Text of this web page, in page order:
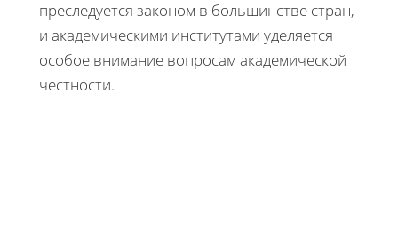
преследуется законом в большинстве стран,
и академическими институтами уделяется
особое внимание вопросам академической
честности.